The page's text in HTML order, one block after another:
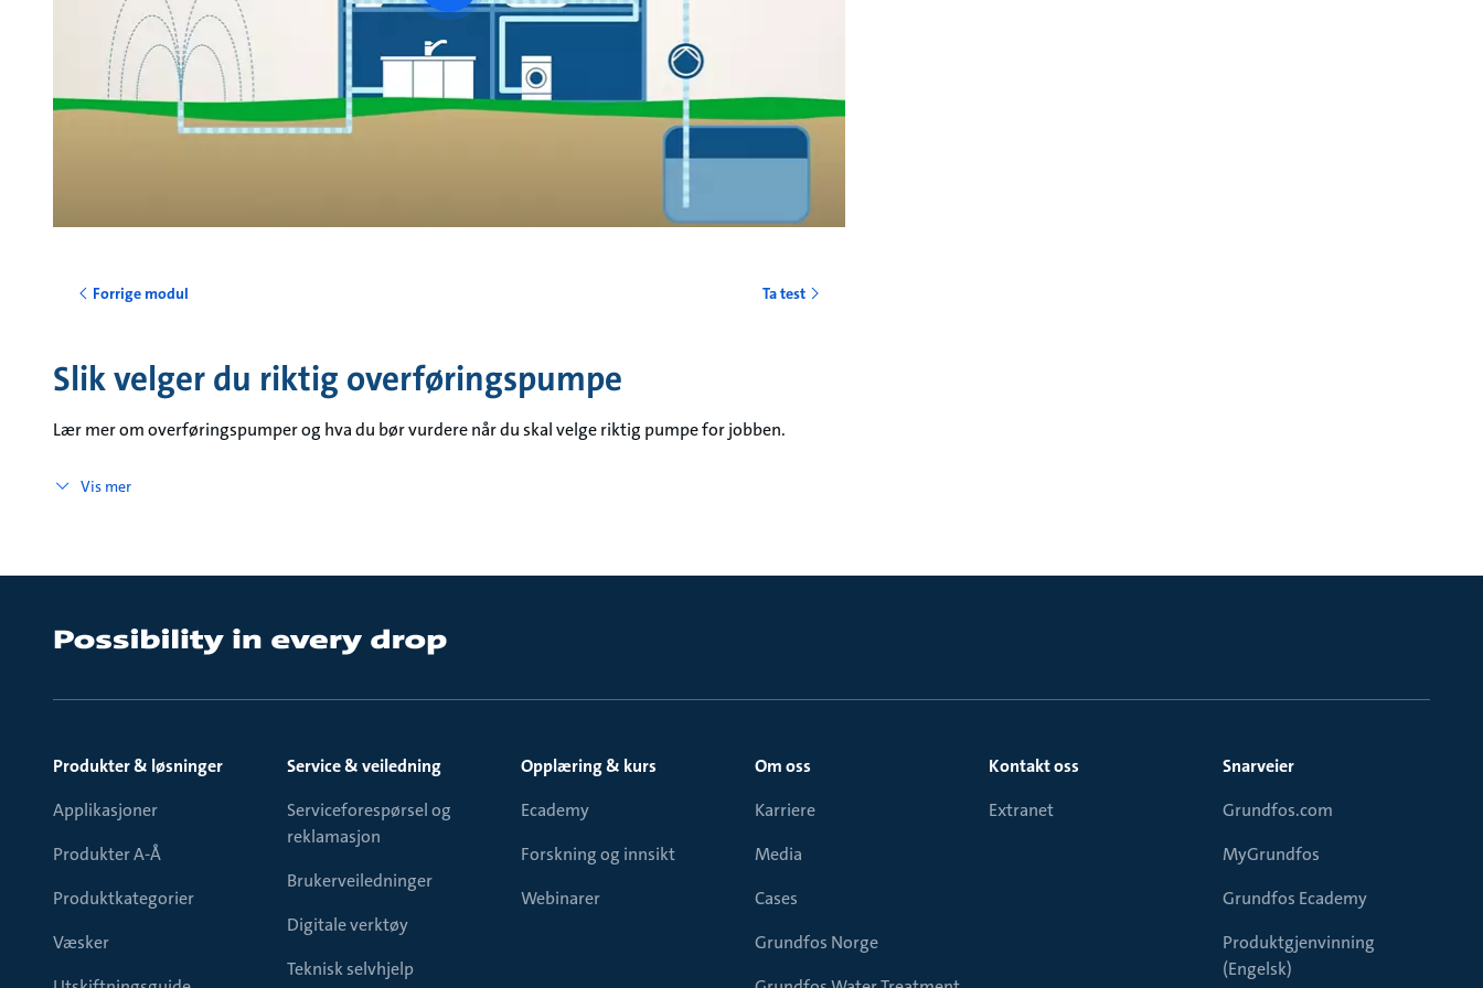
video
Forrige modul Ta test
Slik velger du riktig overføringspumpe
Lær mer om overføringspumper og hva du bør vurdere når du skal velge riktig pumpe for jobben.
Vis mer
Produkter & løsninger
Applikasjoner
Produkter A-Å
Produktkategorier
Væsker
Service & veiledning
Serviceforespørsel og
reklamasjon
Brukerveiledninger
Digitale verktøy
Teknisk selvhjelp
Opplæring & kurs
Ecademy
Forskning og innsikt
Webinarer
Om oss
Karriere
Media
Cases
Grundfos Norge
Kontakt oss
Extranet
Snarveier
Grundfos.com
MyGrundfos
Grundfos Ecademy
Produktgjenvinning
(Engelsk)